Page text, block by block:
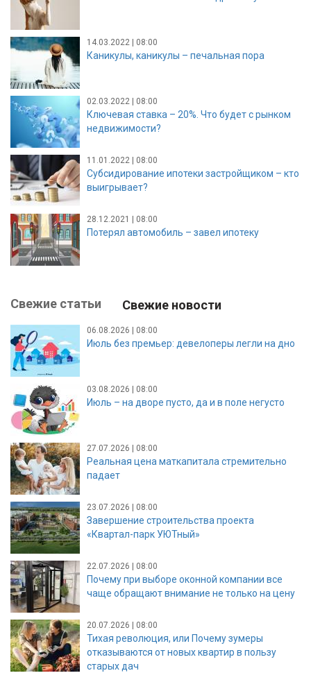
14.03.2022 | 08:00
Каникулы, каникулы – печальная пора
02.03.2022 | 08:00
Ключевая ставка – 20%. Что будет с рынком
недвижимости?
11.01.2022 | 08:00
Субсидирование ипотеки застройщиком – кто
выигрывает?
28.12.2021 | 08:00
Потерял автомобиль – завел ипотеку
Свежие статьи Свежие новости
06.08.2026 | 08:00
Июль без премьер: девелоперы легли на дно
03.08.2026 | 08:00
Июль – на дворе пусто, да и в поле негусто
27.07.2026 | 08:00
Реальная цена маткапитала стремительно
падает
23.07.2026 | 08:00
Завершение строительства проекта
«Квартал-парк УЮТный»
22.07.2026 | 08:00
Почему при выборе оконной компании все
чаще обращают внимание не только на цену
20.07.2026 | 08:00
Тихая революция, или Почему зумеры
отказываются от новых квартир в пользу
старых дач